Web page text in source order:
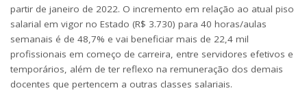
partir de janeiro de 2022. O incremento em relação ao atual piso
salarial em vigor no Estado (R$ 3.730) para 40 horas/aulas
semanais é de 48,7% e vai beneficiar mais de 22,4 mil
profissionais em começo de carreira, entre servidores efetivos e
temporários, além de ter reflexo na remuneração dos demais
docentes que pertencem a outras classes salariais.